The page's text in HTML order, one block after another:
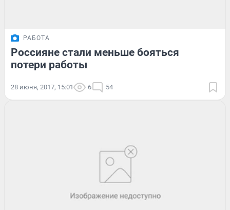
РАБОТА
Россияне стали меньше бояться
потери работы
28 июня, 2017, 15:01 6 54